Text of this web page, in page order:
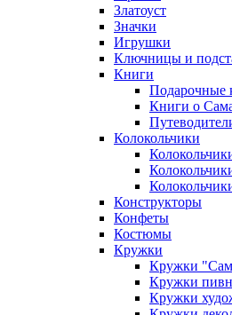
Златоуст
Значки
Игрушки
Ключницы и
Книги
Подарочные
Книги о
Колокольчики
Конструкторы
Конфеты
Костюмы
Кружки
Кружки
Кружки
Кружки